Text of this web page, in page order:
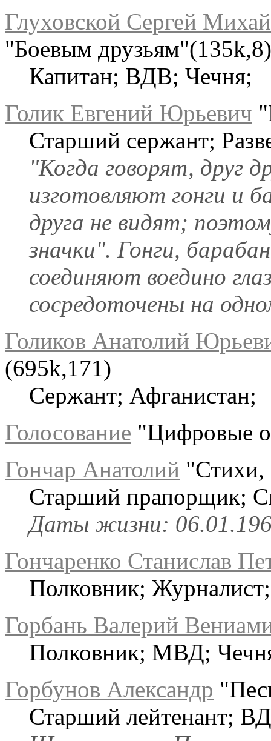
Глуховской Сергей
"Боевым друзьям"(135k,8)
Капитан; ВДВ; Чечня;
Голик Евгений Юрьевич
Старший сержант;
"Когда говорят, друг
изготовляют гонги и
друга не видят;
значки". Гонги,
соединяют воедино
сосредоточены на
Голиков Анатолий
(695k,171)
Сержант; Афганистан;
Голосование "Цифровые
Гончар Анатолий "Стихи,
Старший прапорщик;
Даты жизни:
Гончаренко Станислав
Полковник;
Горбань Валерий
Полковник; МВД;
Горбунов Александр
Старший лейтенант;